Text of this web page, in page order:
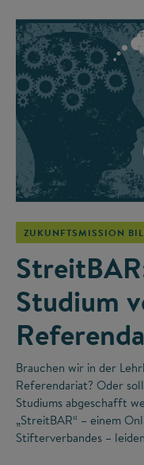
ZUKUNFTSMISSION
Studium
Brauchen wir in der
Referendariat? Oder
Studiums abgeschafft
„StreitBAR“ – einem
Stifterverbandes –